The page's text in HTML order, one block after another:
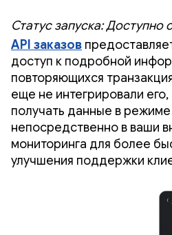
Статус запуска: Доступно
API заказов
доступ к подробной
повторяющихся
еще не интегрировали его,
получать данные в
непосредственно в ваши
мониторинга для более
улучшения поддержки